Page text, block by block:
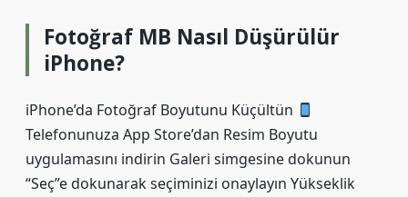
Fotoğraf MB Nasıl Düşürülür
iPhone?
iPhone’da Fotoğraf Boyutunu Küçültün
Telefonunuza App Store’dan Resim Boyutu
uygulamasını indirin Galeri simgesine dokunun
“Seç”e dokunarak seçiminizi onaylayın Yükseklik